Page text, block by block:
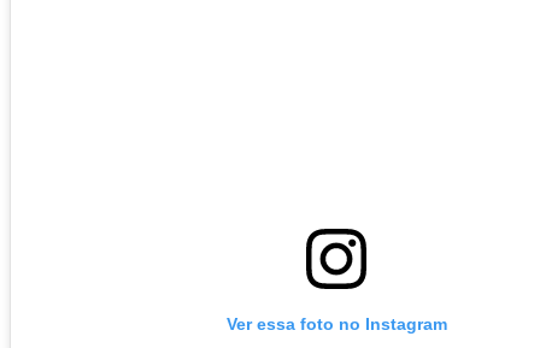
Ver essa foto no Instagram